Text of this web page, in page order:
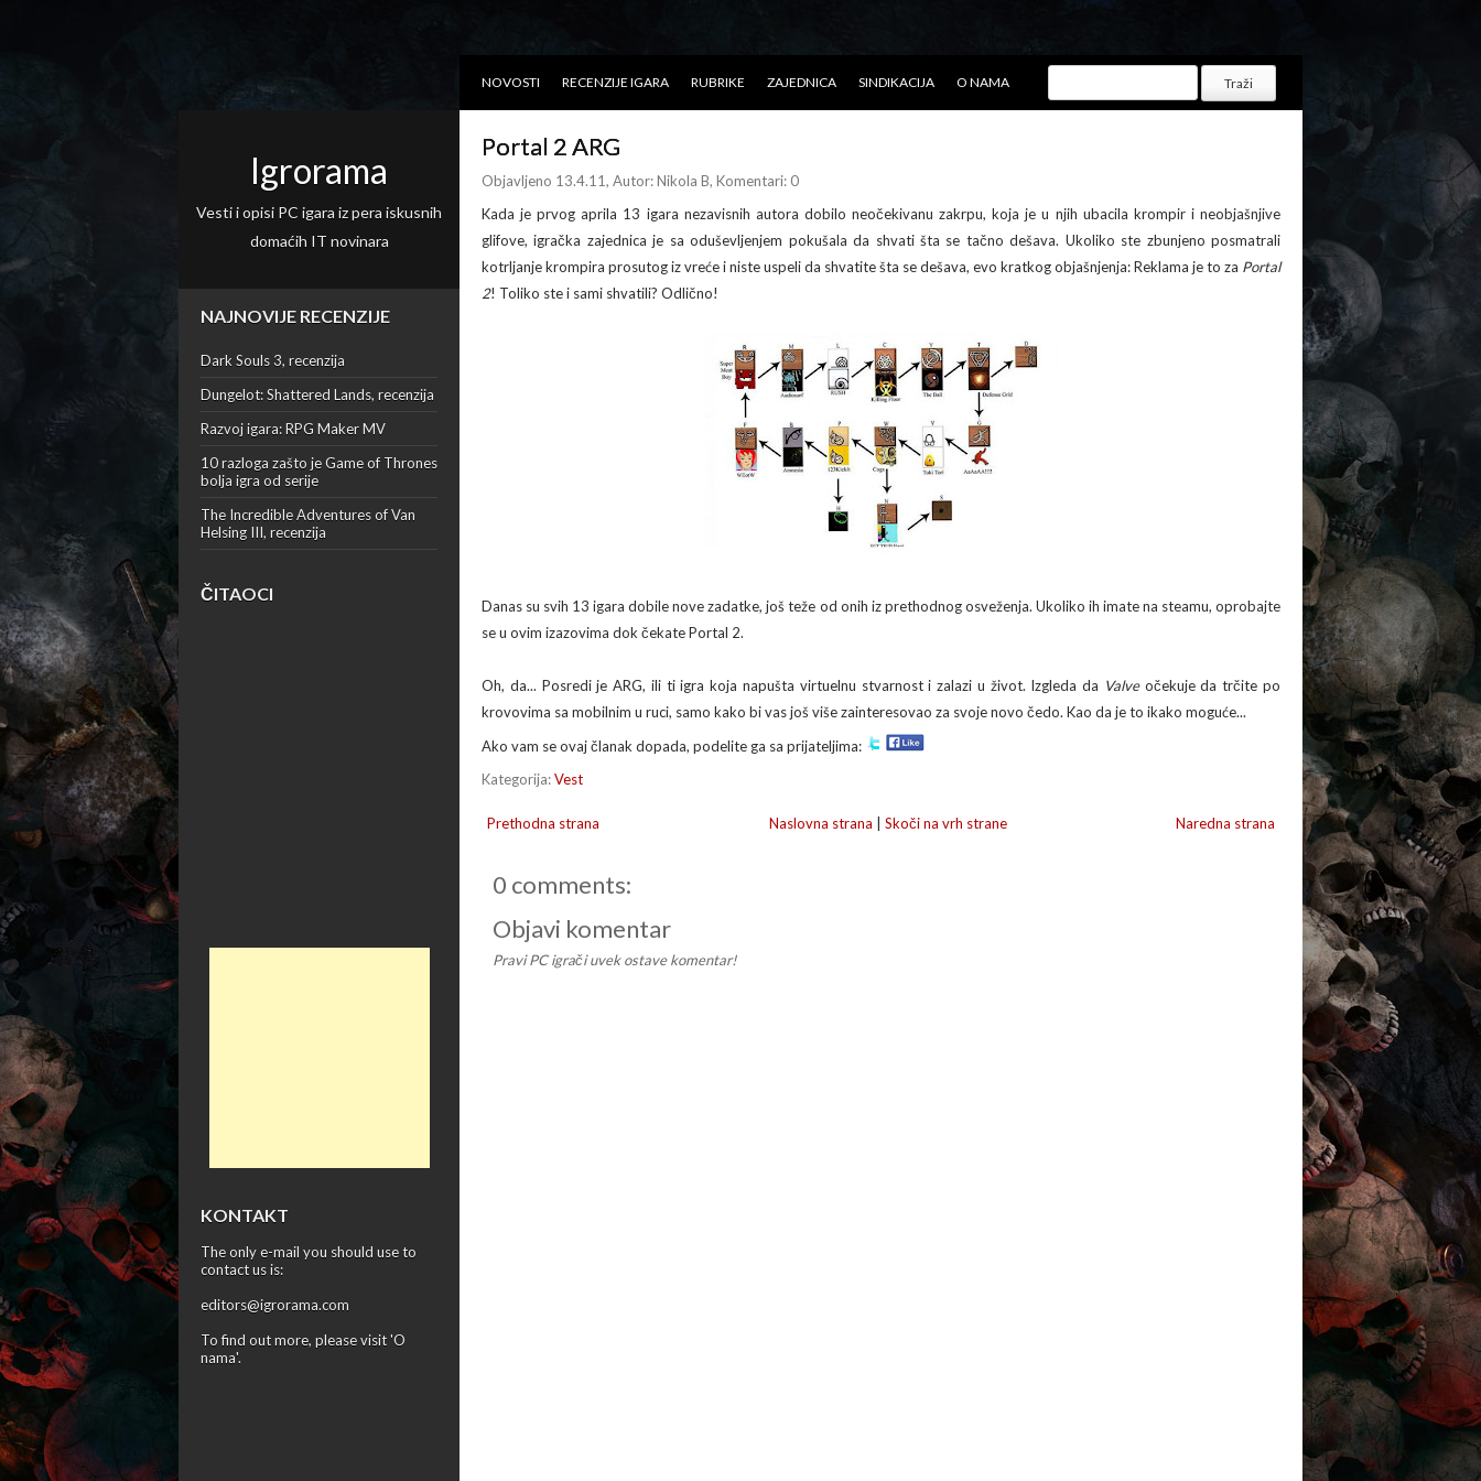
NOVOSTI RECENZIJE IGARA RUBRIKE ZAJEDNICA SINDIKACIJA O NAMA
Igrorama
Vesti i opisi PC igara iz pera iskusnih
domaćih IT novinara
NAJNOVIJE RECENZIJE
Dark Souls 3, recenzija
Dungelot: Shattered Lands, recenzija
Razvoj igara: RPG Maker MV
10 razloga zašto je Game of Thrones
bolja igra od serije
The Incredible Adventures of Van
Helsing III, recenzija
ČITAOCI
KONTAKT
The only e-mail you should use to
contact us is:
editors@igrorama.com
To find out more, please visit 'O
nama'.
Portal 2 ARG
Objavljeno 13.4.11, Autor:Nikola B, Komentari: 0
Kada je prvog aprila 13 igara nezavisnih autora dobilo neočekivanu zakrpu, koja je u njih ubacila krompir i neobjašnjive
glifove, igračka zajednica je sa oduševljenjem pokušala da shvati šta se tačno dešava. Ukoliko ste zbunjeno posmatrali
kotrljanje krompira prosutog iz vreće i niste uspeli da shvatite šta se dešava, evo kratkog objašnjenja: Reklama je to za Portal
2! Toliko ste i sami shvatili? Odlično!
Danas su svih 13 igara dobile nove zadatke, još teže od onih iz prethodnog osveženja. Ukoliko ih imate na steamu, oprobajte
se u ovim izazovima dok čekate Portal 2.
Oh, da... Posredi je ARG, ili ti igra koja napušta virtuelnu stvarnost i zalazi u život. Izgleda da Valveočekuje da trčite po
krovovima sa mobilnim u ruci, samo kako bi vas još više zainteresovao za svoje novo čedo. Kao da je to ikako moguće...
Ako vam se ovaj članak dopada, podelite ga sa prijateljima:
Kategorija:Vest
Naredna strana
Prethodna strana Naslovna strana Skoči na vrh strane
0 comments:
Objavi komentar
Pravi PC igrači uvek ostave komentar!